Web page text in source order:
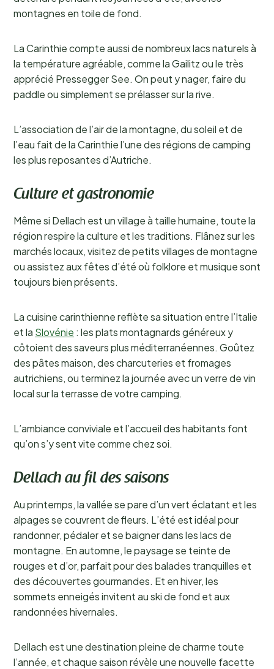
montagnes en toile de fond.
La Carinthie compte aussi de nombreux lacs naturels à
la température agréable, comme la Gailitz ou le très
apprécié Pressegger See. On peut y nager, faire du
paddle ou simplement se prélasser sur la rive.
L’association de l’air de la montagne, du soleil et de
l’eau fait de la Carinthie l’une des régions de camping
les plus reposantes d’Autriche.
Culture et gastronomie
Même si Dellach est un village à taille humaine, toute la
région respire la culture et les traditions. Flânez sur les
marchés locaux, visitez de petits villages de montagne
ou assistez aux fêtes d’été où folklore et musique sont
toujours bien présents.
La cuisine carinthienne reflète sa situation entre l’Italie
et la Slovénie : les plats montagnards généreux y
côtoient des saveurs plus méditerranéennes. Goûtez
des pâtes maison, des charcuteries et fromages
autrichiens, ou terminez la journée avec un verre de vin
local sur la terrasse de votre camping.
L’ambiance conviviale et l’accueil des habitants font
qu’on s’y sent vite comme chez soi.
Dellach au fil des saisons
Au printemps, la vallée se pare d’un vert éclatant et les
alpages se couvrent de fleurs. L’été est idéal pour
randonner, pédaler et se baigner dans les lacs de
montagne. En automne, le paysage se teinte de
rouges et d’or, parfait pour des balades tranquilles et
des découvertes gourmandes. Et en hiver, les
sommets enneigés invitent au ski de fond et aux
randonnées hivernales.
Dellach est une destination pleine de charme toute
l’année, et chaque saison révèle une nouvelle facette